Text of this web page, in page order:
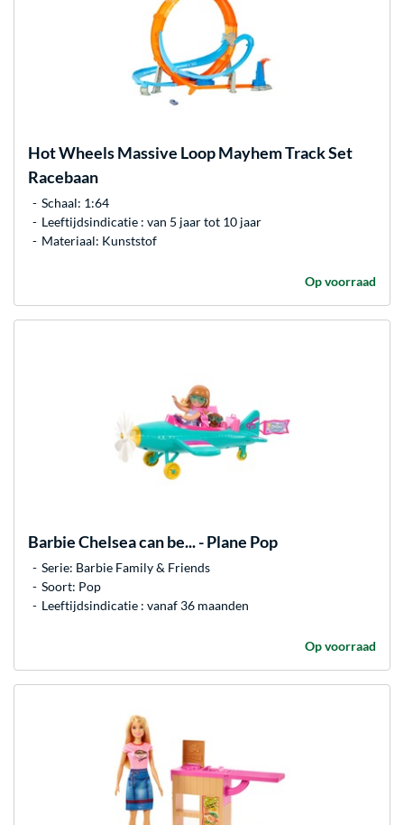
Hot WheelsMassive Loop Mayhem Track Set
Racebaan
Schaal: 1:64
Leeftijdsindicatie : van 5 jaar tot 10 jaar
Materiaal: Kunststof
Op voorraad
BarbieChelsea can be... - Plane Pop
Serie: Barbie Family & Friends
Soort: Pop
Leeftijdsindicatie : vanaf 36 maanden
Op voorraad